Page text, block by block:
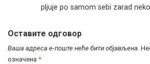
pljuje po samom sebi zarad
Оставите одговор
Ваша адреса е-поште неће бити објављена.
означена *